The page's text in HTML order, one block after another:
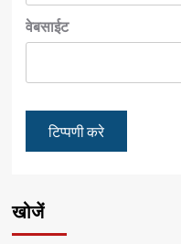
वेबसाईट
खोजें